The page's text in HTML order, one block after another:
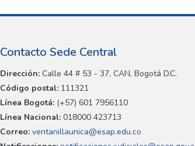
Contacto Sede Central
Dirección: Calle 44 # 53 - 37, CAN, Bogotá D.C.
Código postal: 111321
Línea Bogotá: (+57) 601 7956110
Línea Nacional: 018000 423713
Correo: ventanillaunica@esap.edu.co